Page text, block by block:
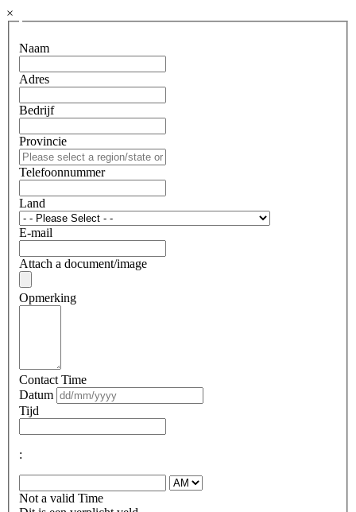
×
Naam
Adres
Bedrijf
Provincie
Telefoonnummer
Land
E-mail
Attach a document/image
Opmerking
Contact Time
Datum
Tijd
:
Not a valid Time